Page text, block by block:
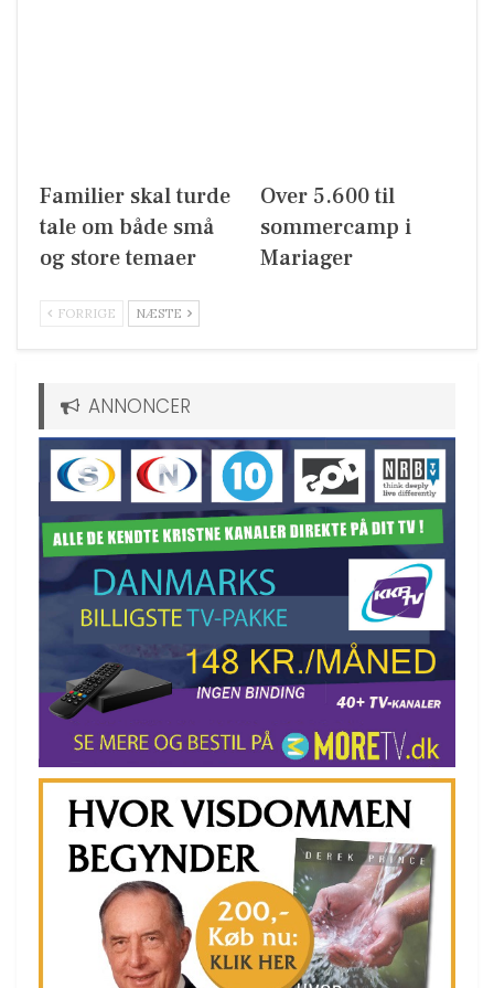
Familier skal turde
tale om både små
og store temaer
Over 5.600 til
sommercamp i
Mariager
FORRIGE NÆSTE
ANNONCER